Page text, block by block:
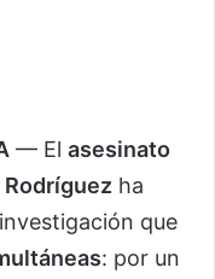
— El asesinato
Rodríguez ha
que
: por un